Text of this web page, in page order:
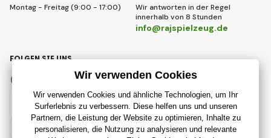
Montag - Freitag (9:00 - 17:00)
Wir antworten in der Regel
innerhalb von 8 Stunden
info@rajspielzeug.de
Deutsch
FOLGEN SIE UNS
Instagram